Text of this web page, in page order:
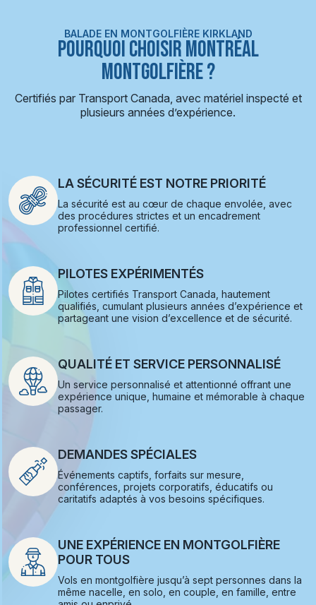
BALADE EN MONTGOLFIÈRE KIRKLAND
POURQUOI CHOISIR MONTRÉAL
MONTGOLFIÈRE ?
Certifiés par Transport Canada, avec matériel inspecté et
plusieurs années d’expérience.
LA SÉCURITÉ EST NOTRE PRIORITÉ
La sécurité est au cœur de chaque envolée, avec
des procédures strictes et un encadrement
professionnel certifié.
PILOTES EXPÉRIMENTÉS
Pilotes certifiés Transport Canada, hautement
qualifiés, cumulant plusieurs années d’expérience et
partageant une vision d’excellence et de sécurité.
QUALITÉ ET SERVICE PERSONNALISÉ
Un service personnalisé et attentionné offrant une
expérience unique, humaine et mémorable à chaque
passager.
DEMANDES SPÉCIALES
Événements captifs, forfaits sur mesure,
conférences, projets corporatifs, éducatifs ou
caritatifs adaptés à vos besoins spécifiques.
UNE EXPÉRIENCE EN MONTGOLFIÈRE
POUR TOUS
Vols en montgolfière jusqu’à sept personnes dans la
même nacelle, en solo, en couple, en famille, entre